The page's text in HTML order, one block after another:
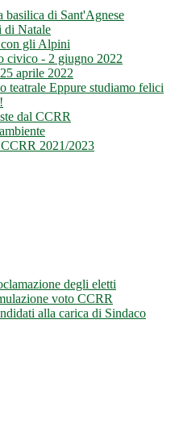
basilica di Sant'Agnese
di Natale
gli Alpini
civico - 2 giugno 2022
aprile 2022
teatrale Eppure studiamo felici
dal CCRR
2021/2023
degli eletti
voto CCRR
alla carica di Sindaco